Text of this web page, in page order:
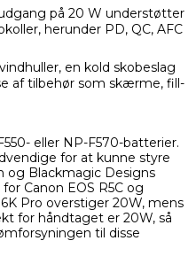
på 20 W understøtter
herunder PD, QC, AFC
en kold skobeslag
af tilbehør som skærme, fill-
eller NP-F570-batterier.
for at kunne styre
og Blackmagic Designs
Canon EOS R5C og
Pro overstiger 20W, mens
for håndtaget er 20W, så
til disse